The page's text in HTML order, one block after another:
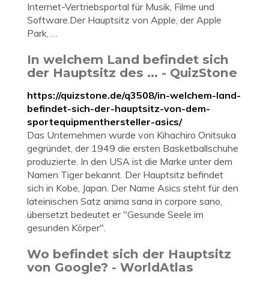
Internet-Vertriebsportal für Musik, Filme und
Software.Der Hauptsitz von Apple, der Apple
Park, …
In welchem Land befindet sich
der Hauptsitz des ... - QuizStone
https://quizstone.de/q3508/in-welchem-land-
befindet-sich-der-hauptsitz-von-dem-
sportequipmenthersteller-asics/
Das Unternehmen wurde von Kihachiro Onitsuka
gegründet, der 1949 die ersten Basketballschuhe
produzierte. In den USA ist die Marke unter dem
Namen Tiger bekannt. Der Hauptsitz befindet
sich in Kobe, Japan. Der Name Asics steht für den
lateinischen Satz anima sana in corpore sano,
übersetzt bedeutet er "Gesunde Seele im
gesunden Körper".
Wo befindet sich der Hauptsitz
von Google? - WorldAtlas